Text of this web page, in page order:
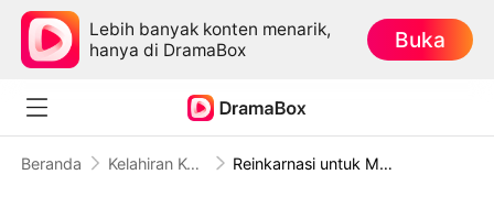
Lebih banyak konten menarik,
hanya di DramaBox
Buka
Beranda Kelahiran Kembali Reinkarnasi untuk Mengubah Hidup